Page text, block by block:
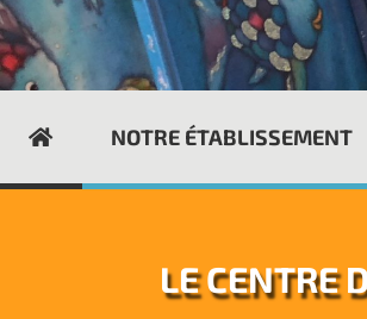
NOTRE ÉTABLISSEMENT
LE CENTRE